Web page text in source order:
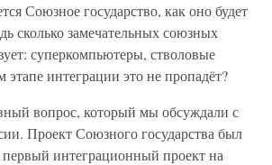
Союзное государство, как оно будет
сколько замечательных союзных
суперкомпьютеры, стволовые
интеграции это не пропадёт?
вопрос, который мы обсуждали с
Проект Союзного государства был
интеграционный проект на